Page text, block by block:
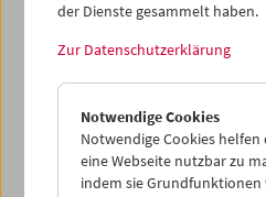
Dieser Inhalt von
Datenschutzeinstellungen
Mara Mattuschkas in
der Dienste gesammelt haben.
Zur Datenschutzerklärung
Notwendige Cookies
Notwendige Cookies helfen
eine Webseite nutzbar zu
indem sie Grundfunktionen